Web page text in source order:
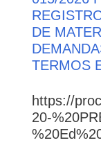
DE
TERMOS
https://
20-